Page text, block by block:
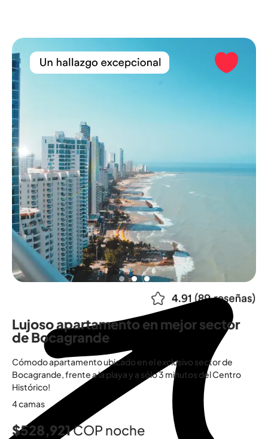
Lujoso apartamento en mejor sector
de Bocagrande
Cómodo apartamento ubicado en el exclusivo sector de
Bocagrande, frente a la playa y a sólo 3 minutos del Centro
Histórico!
4 camas
$528,921COP noche